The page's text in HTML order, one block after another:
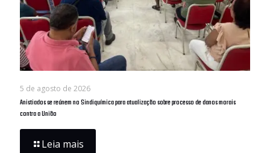
5 de agosto de 2026
Anistiados se reúnem no Sindiquímica para atualização sobre processo de danos morais
contra a União
Leia mais